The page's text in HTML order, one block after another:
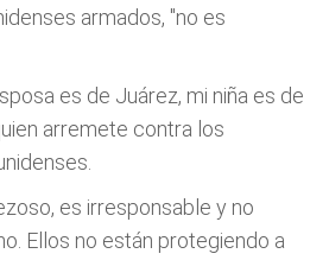
armados, "no es
es de Juárez, mi niña es de
arremete contra los
es irresponsable y no
Ellos no están protegiendo a